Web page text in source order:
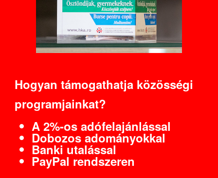
Hogyan támogathatja közösségi
programjainkat?
A 2%-os adófelajánlással
Dobozos adományokkal
Banki utalással
PayPal rendszeren